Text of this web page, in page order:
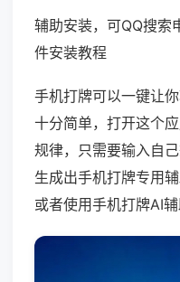
辅助安装，可QQ搜
件安装教程
手机打牌可以一键让
十分简单，打开这个
规律，只需要输入自
生成出手机打牌专用
或者使用手机打牌AI辅